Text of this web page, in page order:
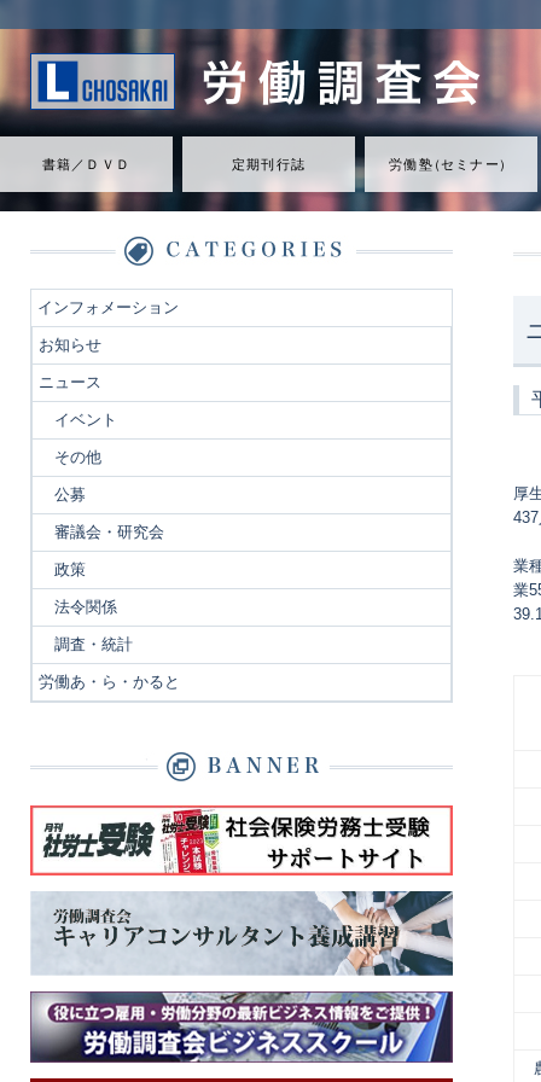
書籍／ＤＶＤ 定期刊行誌 労働塾（セミナ ー ）
厚
業
業
インフォメーション
お知らせ
ニュース
イベント
その他
公募
審議会・研究会
政策
法令関係
調査・統計
労働あ・ら・かると